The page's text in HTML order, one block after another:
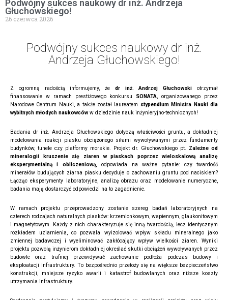
Podwójny sukces naukowy dr inż. Andrzeja
Głuchowskiego!
26 czerwca 2026
Podwójny sukces naukowy dr inż.
Andrzeja Głuchowskiego!
Z ogromną radością informujemy, że dr inż. Andrzej Głuchowski otrzymał
finansowanie w ramach prestiżowego konkursu SONATA, organizowanego przez
Narodowe Centrum Nauki, a także został laureatem stypendium Ministra Nauki dla
wybitnych młodych naukowcóww dziedzinie nauk inżynieryjno-technicznych!
Badania dr inż. Andrzeja Głuchowskiego dotyczą właściwości gruntu, a dokładniej
modelowania reakcji piasku obciążonego siłami wywoływanymi przez fundamenty
budynków, tunele czy platformy morskie. Projekt dr. Głuchowskiego pt. Zależne od
mineralogii kruszenie się ziaren w piaskach poprzez wieloskalową analizę
eksperymentalną i obliczeniową,odpowiada na ważne pytanie: czy twardość
minerałów budujących ziarna piasku decyduje o zachowaniu gruntu pod naciskiem?
Łącząc eksperymenty laboratoryjne, analizę obrazu oraz modelowanie numeryczne,
badania mają dostarczyć odpowiedzi na to zagadnienie.
W ramach projektu przeprowadzony zostanie szereg badań laboratoryjnych na
czterech rodzajach naturalnych piasków: krzemionkowym, wapiennym, glaukonitowym
i magnetytowym. Każdy z nich charakteryzuje się inną twardością, lecz identycznym
rozkładem uziarnienia, co pozwala wyizolować wpływ składu mineralnego jako
zmiennej badawczej i wyeliminować zakłócający wpływ wielkości ziaren. Wyniki
projektu pozwolą inżynierom dokładniej określać skutki obciążeń wywoływanych przez
budowle oraz trafniej przewidywać zachowanie podłoża podczas budowy i
eksploatacji infrastruktury. To bezpośrednio przełoży się na większe bezpieczeństwo
konstrukcji, mniejsze ryzyko awarii i katastrof budowlanych oraz niższe koszty
utrzymania infrastruktury.